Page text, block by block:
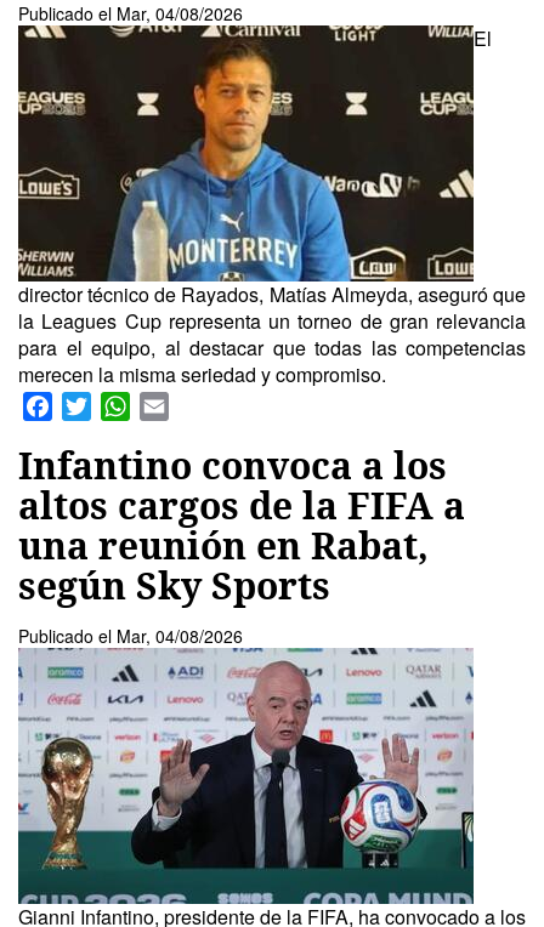
Publicado el Mar, 04/08/2026
El
director técnico de Rayados, Matías Almeyda, aseguró que
la Leagues Cup representa un torneo de gran relevancia
para el equipo, al destacar que todas las competencias
merecen la misma seriedad y compromiso.
Facebook
TwitterWhatsApp
Infantino convoca a los
altos cargos de la FIFA a
una reunión en Rabat,
según Sky Sports
Publicado el Mar, 04/08/2026
Gianni Infantino, presidente de la FIFA, ha convocado a los